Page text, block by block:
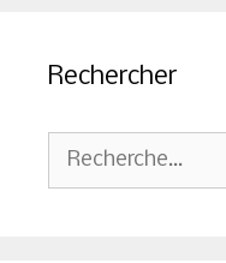
Rechercher
Rechercher :